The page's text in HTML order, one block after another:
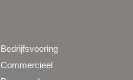
Bedrijfsvoering
Commercieel